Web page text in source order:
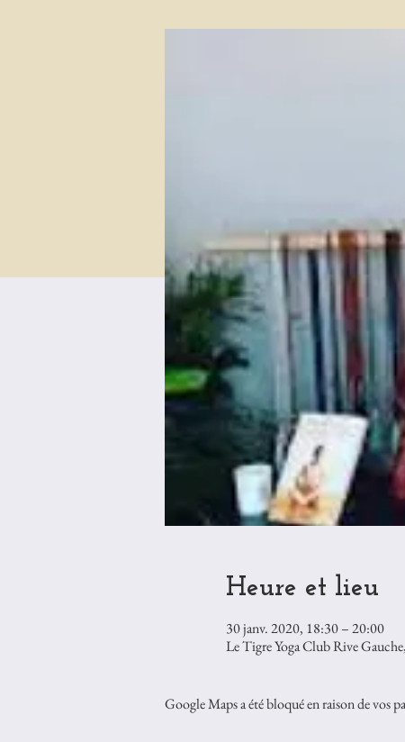
Heure et lieu
30 janv. 2020, 18:30 – 20:00
Le Tigre Yoga Club Rive
Google Maps a été bloqué en raison de vos